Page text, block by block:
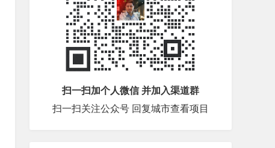
扫一扫加个人微信 并加入渠道群
扫一扫关注公众号 回复城市查看项目